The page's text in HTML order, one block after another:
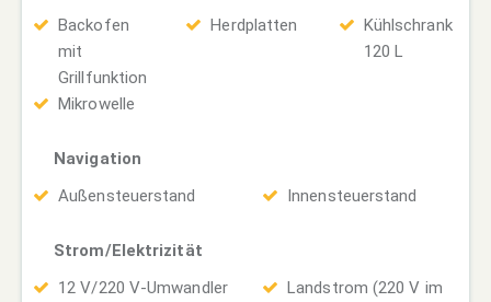
Backofen
mit
Grillfunktion
Herdplatten
Kühlschrank
120 L
Mikrowelle
Navigation
Außensteuerstand
Innensteuerstand
Strom/Elektrizität
12 V/220 V-Umwandler
Landstrom (220 V im